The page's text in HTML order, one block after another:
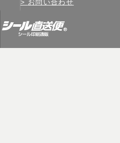
お問い合わせ